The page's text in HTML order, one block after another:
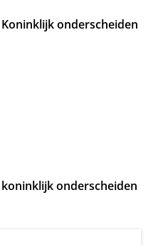
onderscheiden
onderscheiden